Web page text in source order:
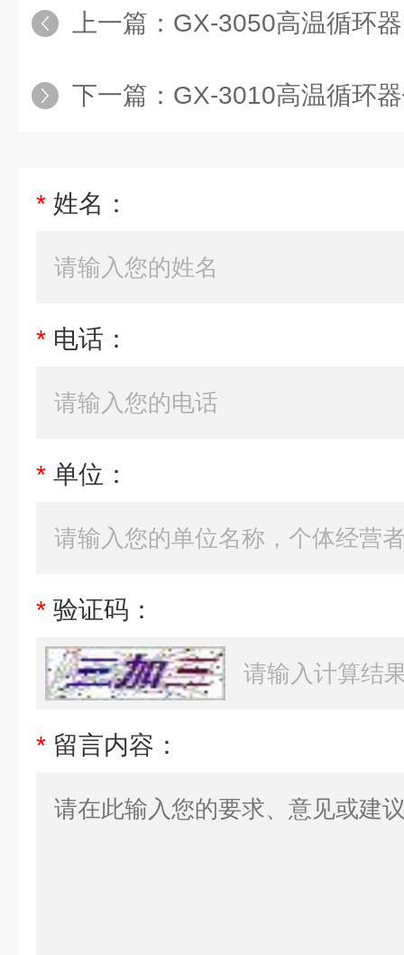
上一篇： GX-3050高温循环
下一篇： GX-3010高温循环
* 姓名：
* 电话：
* 单位：
* 验证码：
* 留言内容：